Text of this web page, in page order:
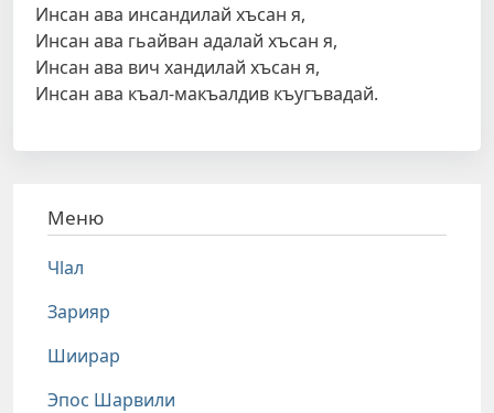
Инсан ава инсандилай хъсан я,
Инсан ава гьайван адалай хъсан я,
Инсан ава вич хандилай хъсан я,
Инсан ава къал-макъалдив къугъвадай.
Меню
Чlал
Зарияр
Шиирар
Эпос Шарвили